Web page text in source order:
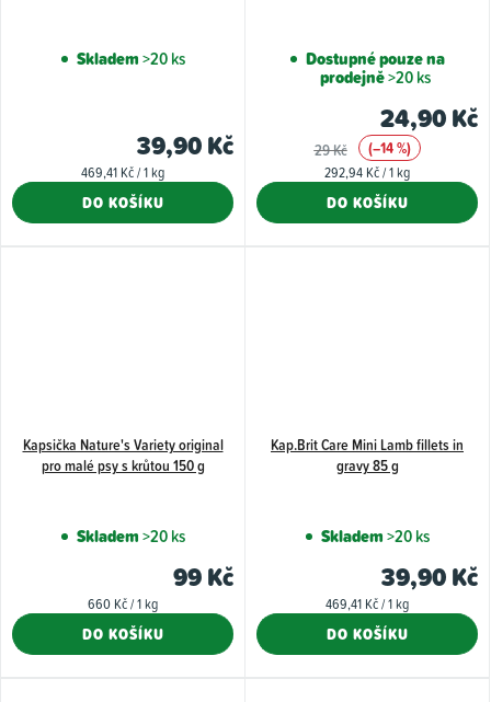
Skladem>20 ks
39,90 Kč
Měrná
469,41 Kč / 1 kg
DO KOŠÍKU
Dostupné pouze na
prodejně>20 ks
24,90 Kč
29 Kč (–14 %)
Měrná
292,94 Kč / 1 kg
DO KOŠÍKU
Kapsička Nature's Variety original
pro malé psy s krůtou 150 g
Skladem>20 ks
99 Kč
Měrná
660 Kč / 1 kg
DO KOŠÍKU
Kap.Brit Care Mini Lamb fillets in
gravy 85 g
Skladem>20 ks
39,90 Kč
Měrná
469,41 Kč / 1 kg
DO KOŠÍKU